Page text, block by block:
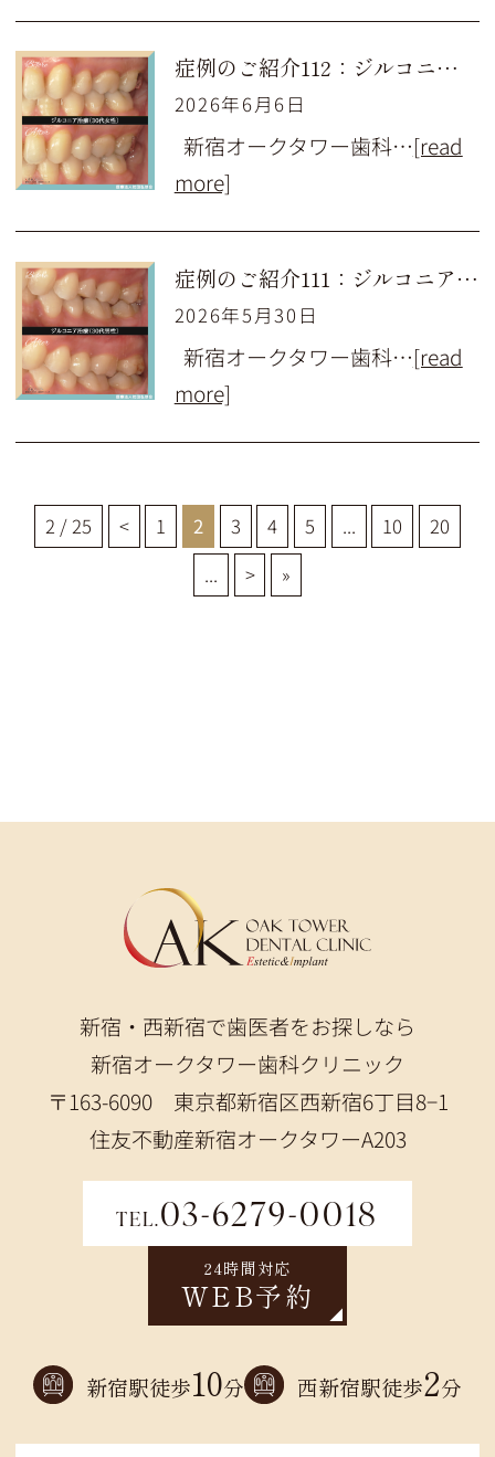
症例のご紹介112：ジルコニア治療（30代女性）
2026年6月6日
新宿オークタワー歯科…[read
more]
症例のご紹介111：ジルコニア治療（30代男性）
2026年5月30日
新宿オークタワー歯科…[read
more]
2 / 25 < 1 2 3 4 5 ... 10
20
...
> »
新宿・西新宿で歯医者をお探しなら
新宿オークタワー歯科クリニック
〒163-6090 東京都新宿区西新宿6丁目8−1
住友不動産新宿オークタワーA203
TEL.03-6279-0018
24時間対応
WEB予約
新宿駅徒歩10分 西新宿駅徒歩2分